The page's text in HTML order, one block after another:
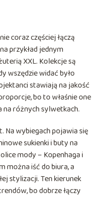
coraz częściej łączą
przykład jednym
XXL. Kolekcje są
wszędzie widać było
stawiają na jakość
bo to właśnie one
na różnych sylwetkach.
wybiegach pojawia się
sukienki i buty na
mody – Kopenhaga i
można iść do biura, a
stylizacji. Ten kierunek
bo dobrze łączy